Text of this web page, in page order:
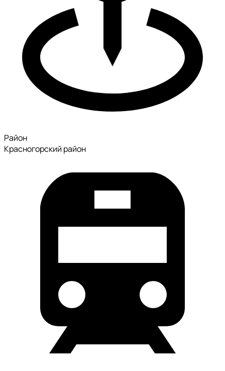
Район
Красногорский район